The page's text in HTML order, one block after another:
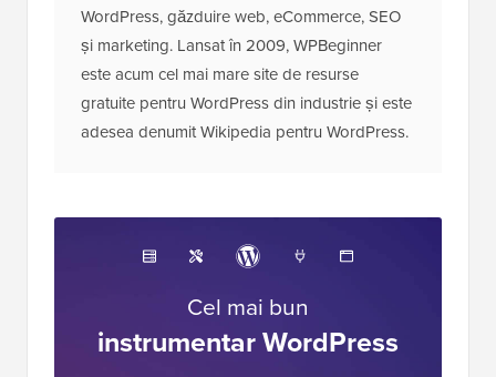
WordPress, găzduire web, eCommerce, SEO
și marketing. Lansat în 2009, WPBeginner
este acum cel mai mare site de resurse
gratuite pentru WordPress din industrie și este
adesea denumit Wikipedia pentru WordPress.
Cel mai bun
instrumentar WordPress